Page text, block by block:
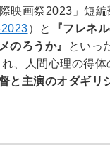
映画祭2023」短
）と 『フレネ
のろうか』
といっ
、人間心理の得
と主演のオダギ